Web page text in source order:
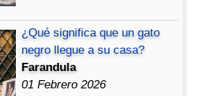
¿Qué significa que un gato
negro llegue a su casa?
Farandula
01 Febrero 2026